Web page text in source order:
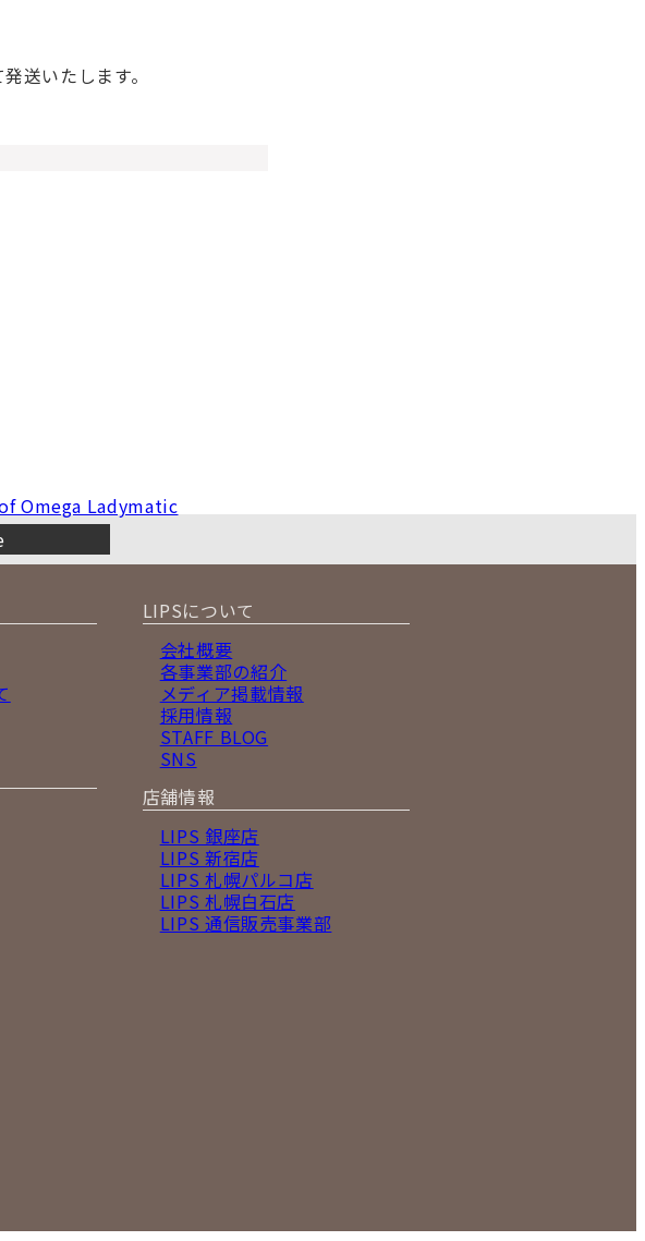
送いたします。
Omega Ladymatic
LIPSについて
会社概要
各事業部の紹介
メディア掲載情報
採用情報
STAFF BLOG
SNS
店舗情報
LIPS 銀座店
LIPS 新宿店
LIPS 札幌パルコ店
LIPS 札幌白石店
LIPS 通信販売事業部